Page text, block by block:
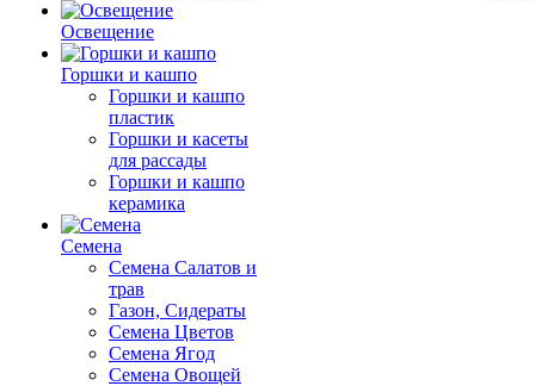
Освещение
Горшки и кашпо
Горшки и кашпо
пластик
Горшки и касеты
для рассады
Горшки и кашпо
керамика
Семена
Семена Салатов и
трав
Газон, Сидераты
Семена Цветов
Семена Ягод
Семена Овощей